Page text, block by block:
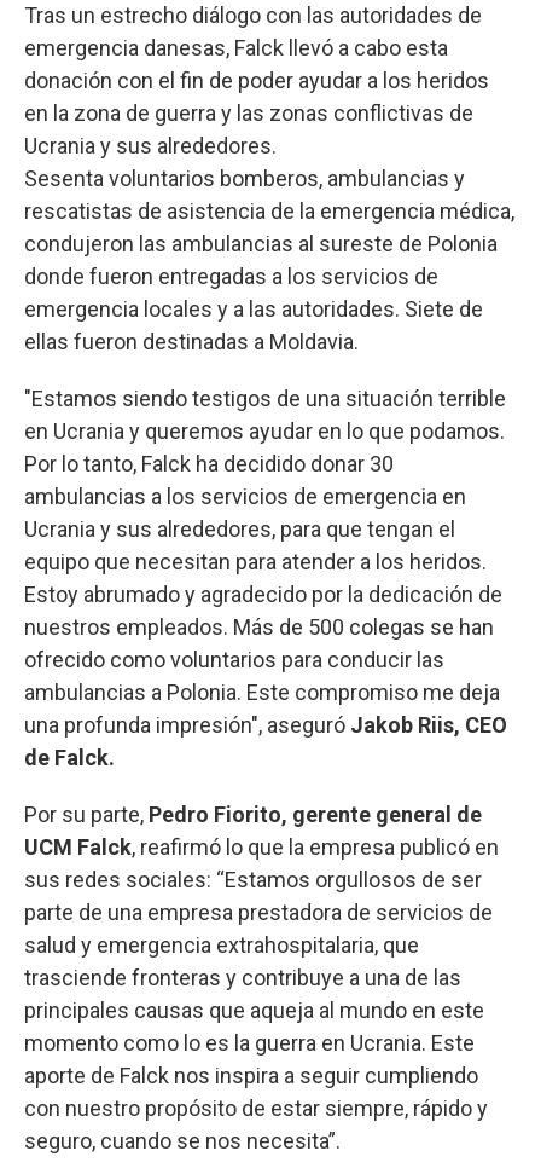
Tras un estrecho diálogo con las autoridades de
emergencia danesas, Falck llevó a cabo esta
donación con el fin de poder ayudar a los heridos
en la zona de guerra y las zonas conflictivas de
Ucrania y sus alrededores.
Sesenta voluntarios bomberos, ambulancias y
rescatistas de asistencia de la emergencia médica,
condujeron las ambulancias al sureste de Polonia
donde fueron entregadas a los servicios de
emergencia locales y a las autoridades. Siete de
ellas fueron destinadas a Moldavia.
"Estamos siendo testigos de una situación terrible
en Ucrania y queremos ayudar en lo que podamos.
Por lo tanto, Falck ha decidido donar 30
ambulancias a los servicios de emergencia en
Ucrania y sus alrededores, para que tengan el
equipo que necesitan para atender a los heridos.
Estoy abrumado y agradecido por la dedicación de
nuestros empleados. Más de 500 colegas se han
ofrecido como voluntarios para conducir las
ambulancias a Polonia. Este compromiso me deja
una profunda impresión", aseguró Jakob Riis, CEO
de Falck.
Por su parte, Pedro Fiorito, gerente general de
UCM Falck, reafirmó lo que la empresa publicó en
sus redes sociales: “Estamos orgullosos de ser
parte de una empresa prestadora de servicios de
salud y emergencia extrahospitalaria, que
trasciende fronteras y contribuye a una de las
principales causas que aqueja al mundo en este
momento como lo es la guerra en Ucrania. Este
aporte de Falck nos inspira a seguir cumpliendo
con nuestro propósito de estar siempre, rápido y
seguro, cuando se nos necesita”.